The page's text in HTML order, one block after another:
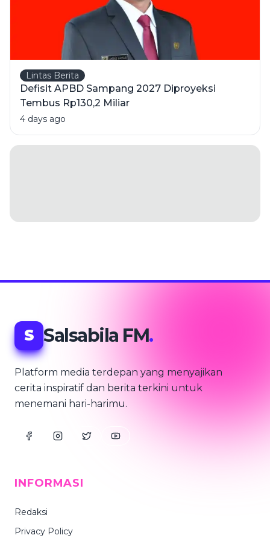
Lintas Berita
Defisit APBD Sampang 2027 Diproyeksi
Tembus Rp130,2 Miliar
4 days ago
S Salsabila FM.
Platform media terdepan yang menyajikan
cerita inspiratif dan berita terkini untuk
menemani hari-harimu.
INFORMASI
Redaksi
Privacy Policy